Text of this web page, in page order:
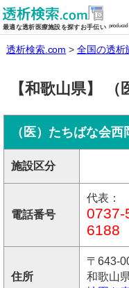
最適な透析医療施設を探すお手伝い
全国
透析検索.com 全国の透析
【和歌山県】
（医）たちばな会
施設区分
電話番号
代表：
0737-
6188
住所
〒643-
和歌山